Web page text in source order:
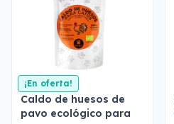
¡En oferta!
Caldo de huesos de
pavo ecológico para